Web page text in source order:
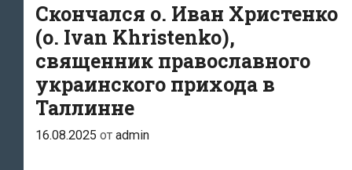
Скончался о. Иван Христенко
(о. Ivan Khristenko),
священник православного
украинского прихода в
Таллинне
16.08.2025 от admin